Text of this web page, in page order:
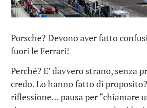
Porsche? Devono aver fatto
fuori le Ferrari!
Perché? E’ davvero strano, senza
credo. Lo hanno fatto di
riflessione… pausa per “chiamare